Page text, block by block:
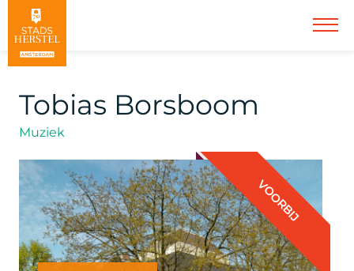
Tobias Borsboom
Muziek
VOORBIJ